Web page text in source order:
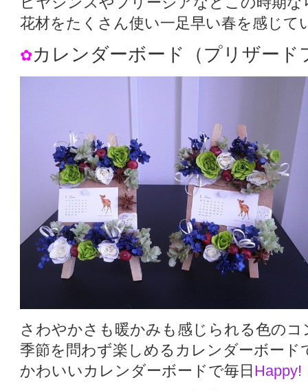
花材をたくさん使い一足早い春を感じて
✿カレンダーボード（プリザード
さわやかさも暖かみも感じられる色の
季節を問わず楽しめるカレンダーボード
かわいいカレンダーボードで毎日 Happy!